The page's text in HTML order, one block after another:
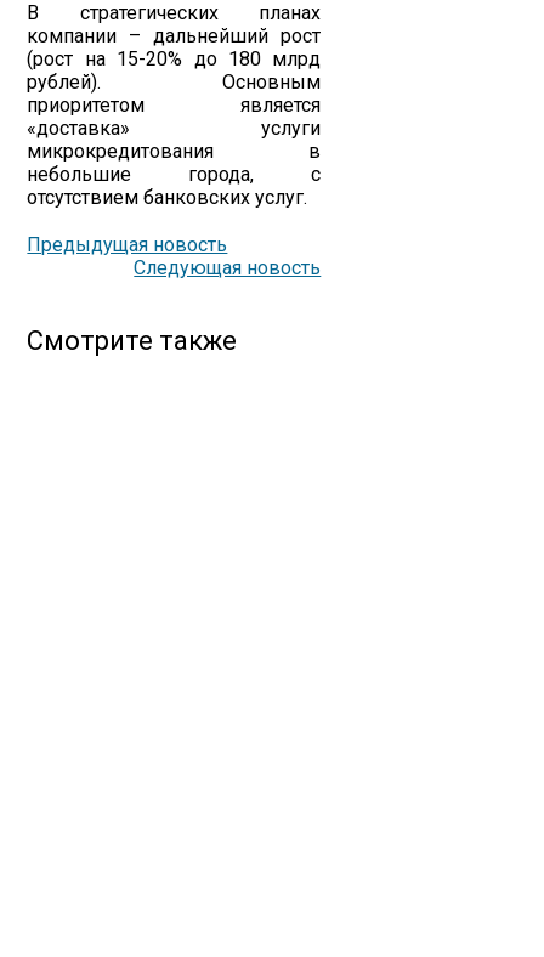
В стратегических планах
компании – дальнейший рост
(рост на 15-20% до 180 млрд
рублей). Основным
приоритетом является
«доставка» услуги
микрокредитования в
небольшие города, с
отсутствием банковских услуг.
Предыдущая новость
Следующая новость
Смотрите также